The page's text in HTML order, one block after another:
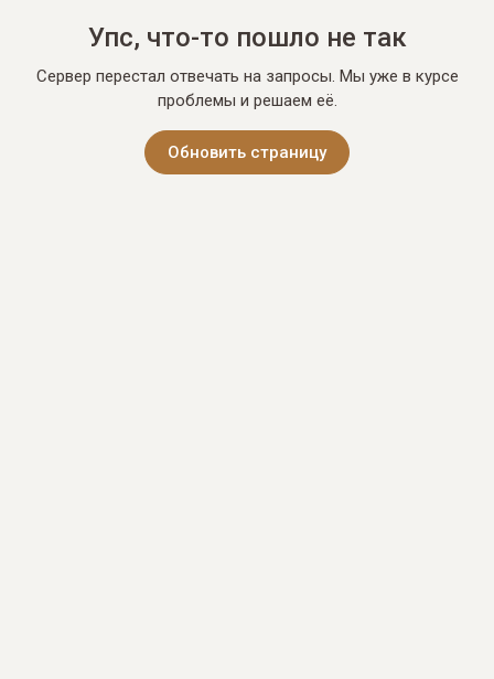
Упс, что-то пошло не так
Сервер перестал отвечать на запросы. Мы уже в курсе
проблемы и решаем её.
Обновить страницу